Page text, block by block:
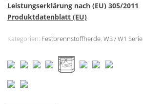
Leistungserklärung nach (EU) 305/2011
Produktdatenblatt (EU)
Kategorien: Festbrennstoffherde, W3 / W1 Serie